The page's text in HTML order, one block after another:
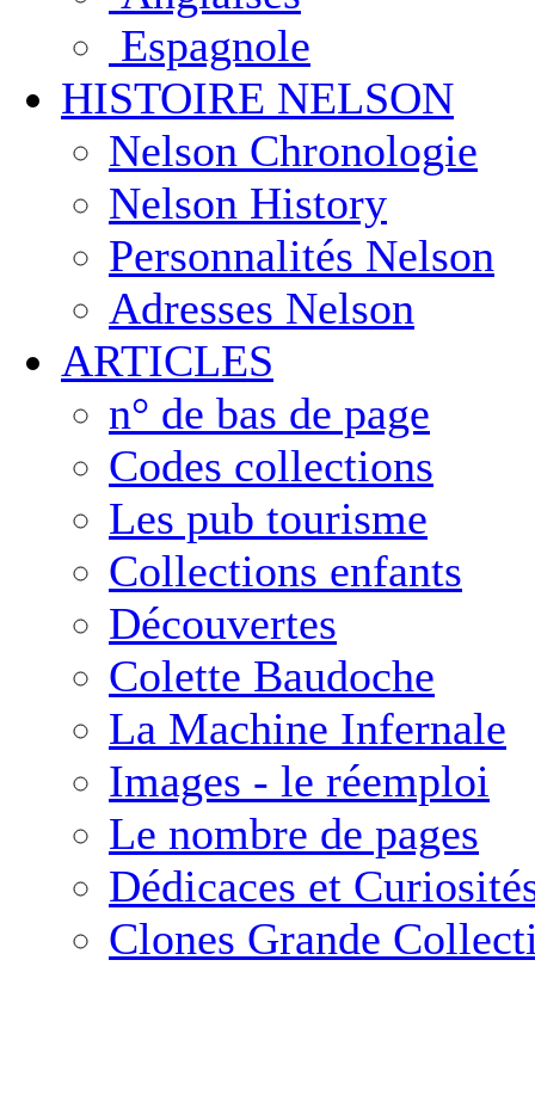
Espagnole
HISTOIRE NELSON
Nelson Chronologie
Nelson History
Personnalités Nelson
Adresses Nelson
ARTICLES
n° de bas de page
Codes collections
Les pub tourisme
Collections enfants
Découvertes
Colette Baudoche
La Machine Infernale
Images - le réemploi
Le nombre de pages
Dédicaces et
Clones Grande